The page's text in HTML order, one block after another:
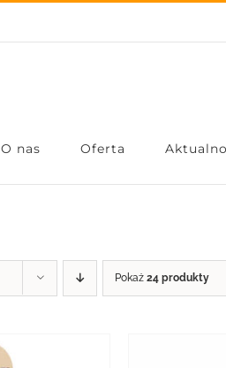
O nas Oferta
Pokaż24 produkty